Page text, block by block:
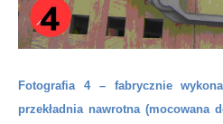
Fotografia 4 – fabrycznie
przekładnia nawrotna (mocowana